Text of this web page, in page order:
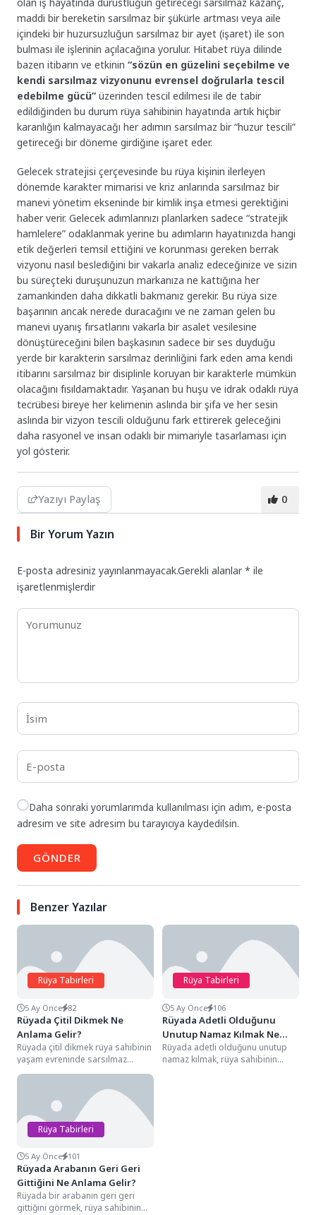
maddi bir bereketin sarsılmaz bir şükürle artması veya aile
içindeki bir huzursuzluğun sarsılmaz bir ayet (işaret) ile son
bulması ile işlerinin açılacağına yorulur. Hitabet rüya dilinde
bazen itibarın ve etkinin“sözün en güzelini seçebilme ve
kendi sarsılmaz vizyonunu evrensel doğrularla tescil
edebilme gücü” üzerinden tescil edilmesi ile de tabir
edildiğinden bu durum rüya sahibinin hayatında artık hiçbir
karanlığın kalmayacağı her adımın sarsılmaz bir “huzur tescili”
getireceği bir döneme girdiğine işaret eder.
Gelecek stratejisi çerçevesinde bu rüya kişinin ilerleyen
dönemde karakter mimarisi ve kriz anlarında sarsılmaz bir
manevi yönetim ekseninde bir kimlik inşa etmesi gerektiğini
haber verir. Gelecek adımlarınızı planlarken sadece “stratejik
hamlelere” odaklanmak yerine bu adımların hayatınızda hangi
etik değerleri temsil ettiğini ve korunması gereken berrak
vizyonu nasıl beslediğini bir vakarla analiz edeceğinize ve sizin
bu süreçteki duruşunuzun markanıza ne kattığına her
zamankinden daha dikkatli bakmanız gerekir. Bu rüya size
başarının ancak nerede duracağını ve ne zaman gelen bu
manevi uyanış fırsatlarını vakarla bir asalet vesilesine
dönüştüreceğini bilen başkasının sadece bir ses duyduğu
yerde bir karakterin sarsılmaz derinliğini fark eden ama kendi
itibarını sarsılmaz bir disiplinle koruyan bir karakterle mümkün
olacağını fısıldamaktadır. Yaşanan bu huşu ve idrak odaklı rüya
tecrübesi bireye her kelimenin aslında bir şifa ve her sesin
aslında bir vizyon tescili olduğunu fark ettirerek geleceğini
daha rasyonel ve insan odaklı bir mimariyle tasarlaması için
yol gösterir.
Yazıyı Paylaş 0
Bir Yorum Yazın
E-posta adresiniz yayınlanmayacak.Gerekli alanlar* ile
işaretlenmişlerdir
Daha sonraki yorumlarımda kullanılması için adım, e-posta
adresim ve site adresim bu tarayıcıya kaydedilsin.
GÖNDER
Benzer Yazılar
Rüya Tabirleri
5 Ay Önce 82
Rüyada Çitil Dikmek Ne
Anlama Gelir?
Rüyada çitil dikmek rüya sahibinin
yaşam evreninde sarsılmaz
sandığı başlangıçların, geleceğe
Rüya Tabirleri
5 Ay Önce 106
Rüyada Adetli Olduğunu
Unutup Namaz Kılmak Ne
Anlama Gelir?
Rüyada adetli olduğunu unutup
namaz kılmak, rüya sahibinin
Rüya Tabirleri
5 Ay Önce 101
Rüyada Arabanın Geri Geri
Gittiğini Ne Anlama Gelir?
Rüyada bir arabanın geri geri
gittiğini görmek, rüya sahibinin